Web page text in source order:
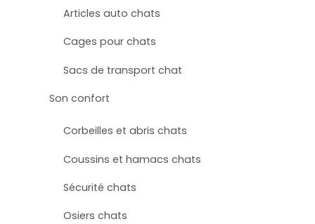
Articles auto chats
Cages pour chats
Sacs de transport chat
Son confort
Corbeilles et abris chats
Coussins et hamacs chats
Sécurité chats
Osiers chats